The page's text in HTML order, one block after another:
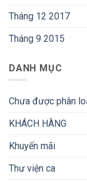
Tháng 12 2017
Tháng 9 2015
DANH MỤC
Chưa được phân
KHÁCH HÀNG
Khuyến mãi
Thư viện ca